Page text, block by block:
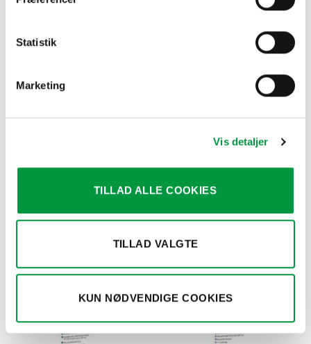
Statistik
Marketing
Vis detaljer
TILLAD ALLE COOKIES
TILLAD VALGTE
KUN NØDVENDIGE COOKIES
kan finde i vort store udvalg, så venligst send os en mail
Ved køb af flere enheder, venligst kontakt os for tilbud.
vores systemer, med priser fra ca 98.- / m2, se venligst
for rådgivning og valg af banner.
RELATEREDE VARER